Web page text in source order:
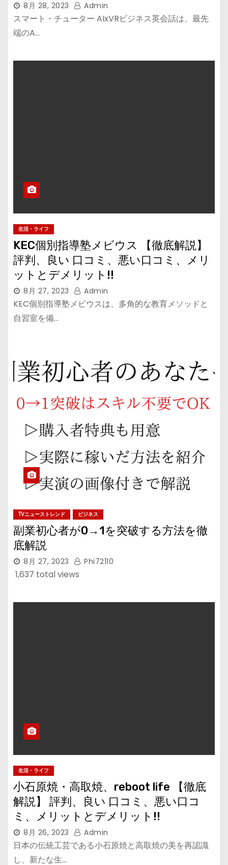
8月 28, 2023 Admin
スマート・チューター AIxVRビジネス英会話は、最先
端のA…
生活・ライフ
KEC個別指導塾メビウス 【徹底解説】
評判、良い 口コミ、悪い口コミ、メリ
ットとデメリット!!
8月 27, 2023 Admin
KEC個別指導塾メビウスは、多角的な教育メソッドと
自習室を備…
TVニューストレンド ビジネス
副業初心者が0→1を突破する方法を徹
底解説
8月 27, 2023 Phi72110
1,637 total views
生活・ライフ
小石原焼・高取焼、reboot life 【徹底
解説】 評判、良い 口コミ、悪い口コ
ミ、メリットとデメリット!!
8月 26, 2023 Admin
日本の伝統工芸である小石原焼と高取焼の美を再認識
し、新たな生…